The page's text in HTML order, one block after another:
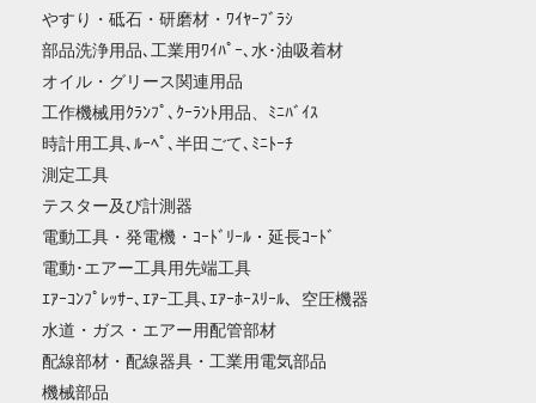
やすり・砥石・研磨材・ﾜｲﾔｰﾌﾞﾗｼ
部品洗浄用品､工業用ﾜｲﾊﾟｰ､水･油吸着材
オイル・グリース関連用品
工作機械用ｸﾗﾝﾌﾟ､ｸｰﾗﾝﾄ用品、ﾐﾆﾊﾞｲｽ
時計用工具､ﾙｰﾍﾟ､半田ごて､ﾐﾆﾄｰﾁ
測定工具
テスター及び計測器
電動工具・発電機・ｺｰﾄﾞﾘｰﾙ・延長ｺｰﾄﾞ
電動･エアー工具用先端工具
ｴｱｰｺﾝﾌﾟﾚｯｻｰ､ｴｱｰ工具､ｴｱｰﾎｰｽﾘｰﾙ、空圧機器
水道・ガス・エアー用配管部材
配線部材・配線器具・工業用電気部品
機械部品